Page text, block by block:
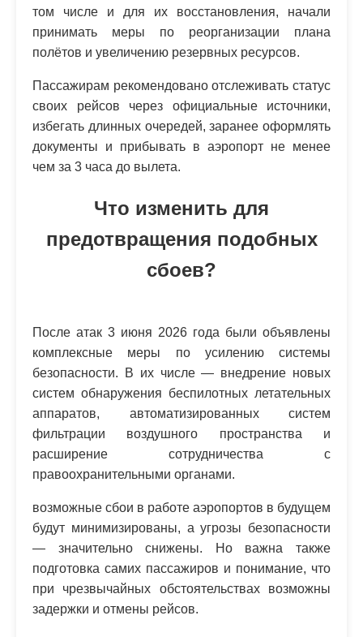
том числе и для их восстановления, начали
принимать меры по реорганизации плана
полётов и увеличению резервных ресурсов.
Пассажирам рекомендовано отслеживать статус
своих рейсов через официальные источники,
избегать длинных очередей, заранее оформлять
документы и прибывать в аэропорт не менее
чем за 3 часа до вылета.
Что изменить для
предотвращения подобных
сбоев?
После атак 3 июня 2026 года были объявлены
комплексные меры по усилению системы
безопасности. В их числе — внедрение новых
систем обнаружения беспилотных летательных
аппаратов, автоматизированных систем
фильтрации воздушного пространства и
расширение сотрудничества с
правоохранительными органами.
возможные сбои в работе аэропортов в будущем
будут минимизированы, а угрозы безопасности
— значительно снижены. Но важна также
подготовка самих пассажиров и понимание, что
при чрезвычайных обстоятельствах возможны
задержки и отмены рейсов.